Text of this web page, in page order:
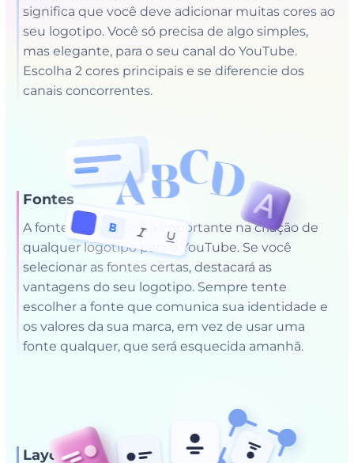
significa que você deve adicionar muitas cores ao
seu logotipo. Você só precisa de algo simples,
mas elegante, para o seu canal do YouTube.
Escolha 2 cores principais e se diferencie dos
canais concorrentes.
Fontes
A fonte é um quesito importante na criação de
qualquer logotipo para o YouTube. Se você
selecionar as fontes certas, destacará as
vantagens do seu logotipo. Sempre tente
escolher a fonte que comunica sua identidade e
os valores da sua marca, em vez de usar uma
fonte qualquer, que será esquecida amanhã.
Layout